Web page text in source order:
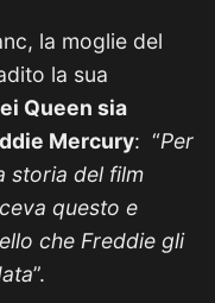
la moglie del
la sua
Queen sia
Mercury: “Per
storia del film
questo e
che Freddie gli
”.